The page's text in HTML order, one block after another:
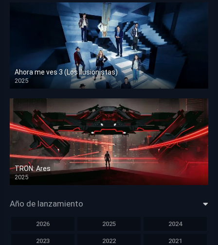
Ahora me ves 3 (Los ilusionistas)
2025
HD 1080p
TRON: Ares
2025
HD 1080p
Año de lanzamiento
2026 2025 2024
2023 2022 2021